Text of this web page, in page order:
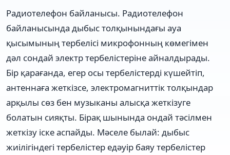
Радиотелефон байланысы. Радиотелефон
байланысында дыбыс толқынындағы ауа
қысымының тербелісі микрофонның көмегімен
дәл сондай электр тербелістеріне айналдырады.
Бір қарағанда, егер осы тербелістерді күшейтіп,
антеннаға жеткізсе, электромагниттік толқындар
арқылы сөз бен музыканы алысқа жеткізуге
болатын сияқты. Бірақ шынында ондай тәсілмен
жеткізу іске аспайды. Мәселе былай: дыбыс
жиілігіндегі тербелістер едәуір баяу тербелістер